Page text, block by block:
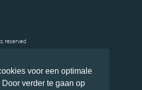
voor een optimale
verder te gaan op
reserved
Disclaimer
Cookies